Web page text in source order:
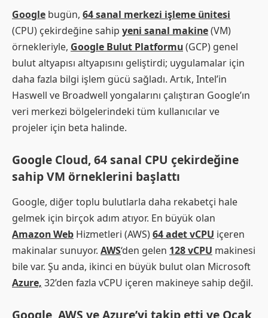
Google bugün, 64 sanal merkezi işleme ünitesi
(CPU) çekirdeğine sahip yeni sanal makine(VM)
örnekleriyle, Google Bulut Platformu(GCP) genel
bulut altyapısı altyapısını geliştirdi; uygulamalar için
daha fazla bilgi işlem gücü sağladı. Artık, Intel’in
Haswell ve Broadwell yongalarını çalıştıran Google’ın
veri merkezi bölgelerindeki tüm kullanıcılar ve
projeler için beta halinde.
Google Cloud, 64 sanal CPU çekirdeğine
sahip VM örneklerini başlattı
Google, diğer toplu bulutlarla daha rekabetçi hale
gelmek için birçok adım atıyor. En büyük olan
Amazon Web Hizmetleri (AWS)64 adet vCPU içeren
makinalar sunuyor. AWS‘den gelen 128 vCPU makinesi
bile var. Şu anda, ikinci en büyük bulut olan Microsoft
Azure, 32’den fazla vCPU içeren makineye sahip değil.
Google, AWS ve Azure’yi takip etti ve Ocak